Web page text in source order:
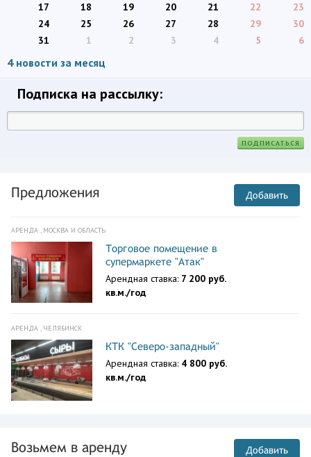
17
18 19 20 21 22
23
24
25 26 27 28 29
30
31
1 2 3 4 5 6
4 новости за месяц
Подписка на рассылку:
Предложения Добавить
АРЕНДА , МОСКВА И ОБЛАСТЬ
Торговое помещение в
супермаркете "Атак"
Арендная ставка: 7 200 руб.
кв.м./год
АРЕНДА , ЧЕЛЯБИНСК
КТК "Северо-западный"
Арендная ставка: 4 800 руб.
кв.м./год
Возьмем в аренду Добавить